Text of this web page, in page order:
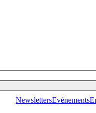
NewslettersEvénements